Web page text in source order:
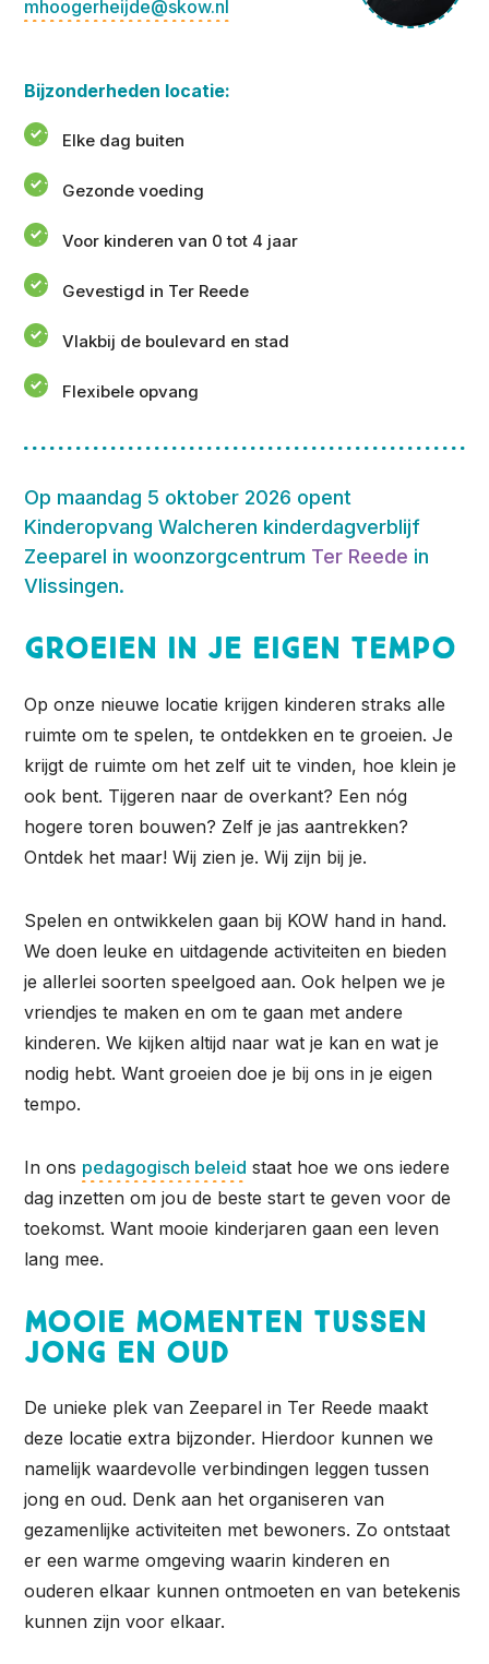
Op maandag 5 oktober 2026 opent
Kinderopvang Walcheren kinderdagverblijf
Zeeparel in woonzorgcentrum Ter Reede in
Vlissingen.
Groeien in je eigen tempo
Op onze nieuwe locatie krijgen kinderen straks alle
ruimte om te spelen, te ontdekken en te groeien. Je
krijgt de ruimte om het zelf uit te vinden, hoe klein je
ook bent. Tijgeren naar de overkant? Een nóg
hogere toren bouwen? Zelf je jas aantrekken?
Ontdek het maar! Wij zien je. Wij zijn bij je.
Spelen en ontwikkelen gaan bij KOW hand in hand.
We doen leuke en uitdagende activiteiten en bieden
je allerlei soorten speelgoed aan. Ook helpen we je
vriendjes te maken en om te gaan met andere
kinderen. We kijken altijd naar wat je kan en wat je
nodig hebt. Want groeien doe je bij ons in je eigen
tempo.
In ons pedagogisch beleid staat hoe we ons iedere
dag inzetten om jou de beste start te geven voor de
toekomst. Want mooie kinderjaren gaan een leven
lang mee.
Mooie momenten tussen
jong en oud
De unieke plek van Zeeparel in Ter Reede maakt
deze locatie extra bijzonder. Hierdoor kunnen we
namelijk waardevolle verbindingen leggen tussen
jong en oud. Denk aan het organiseren van
gezamenlijke activiteiten met bewoners. Zo ontstaat
er een warme omgeving waarin kinderen en
ouderen elkaar kunnen ontmoeten en van betekenis
kunnen zijn voor elkaar.
mhoogerheijde@skow.nl
Bijzonderheden locatie:
Elke dag buiten
Gezonde voeding
Voor kinderen van 0 tot 4 jaar
Gevestigd in Ter Reede
Vlakbij de boulevard en stad
Flexibele opvang